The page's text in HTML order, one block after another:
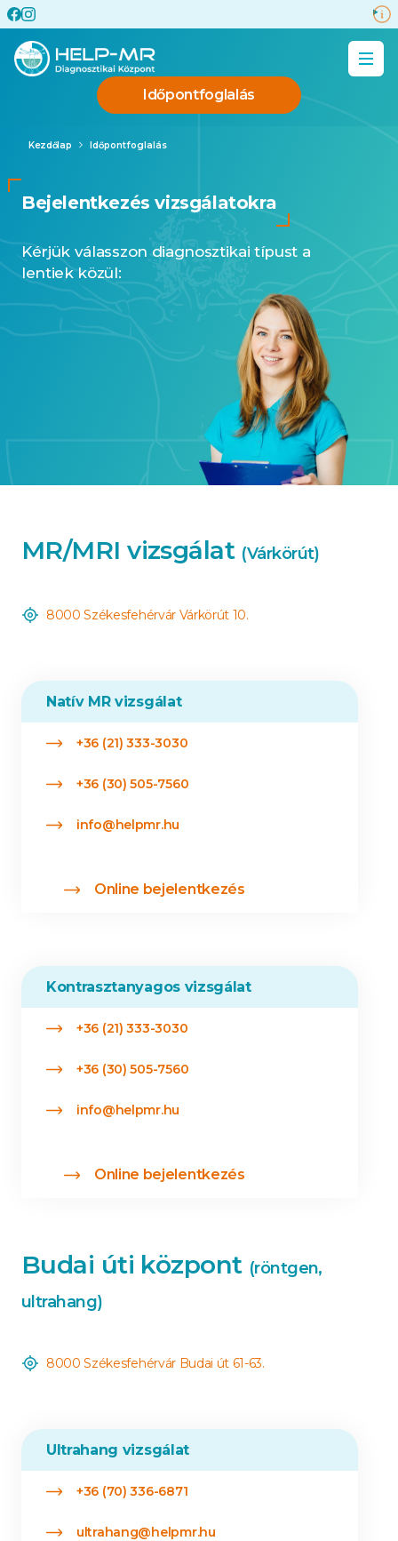
Időpontfoglalás
Kezdőlap Időpontfoglalás
Bejelentkezés vizsgálatokra
Kérjük válasszon diagnosztikai típust a
lentiek közül:
MR/MRI vizsgálat (Várkörút)
8000 Székesfehérvár Várkörút 10.
Natív MR vizsgálat
+36 (21) 333-3030
+36 (30) 505-7560
info@helpmr.hu
Online bejelentkezés
Kontrasztanyagos vizsgálat
+36 (21) 333-3030
+36 (30) 505-7560
info@helpmr.hu
Online bejelentkezés
Budai úti központ (röntgen,
ultrahang)
8000 Székesfehérvár Budai út 61-63.
Ultrahang vizsgálat
+36 (70) 336-6871
ultrahang@helpmr.hu